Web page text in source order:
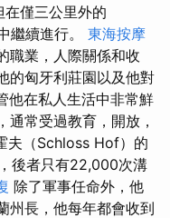
在僅三公里外的
繼續進行。 東海按摩
職業，人際關係和收
的匈牙利莊園以及他對
他在私人生活中非常鮮
通常受過教育，開放，
夫（Schloss Hof）的
後者只有22,000次溝
除了軍事任命外，他
州長，他每年都會收到